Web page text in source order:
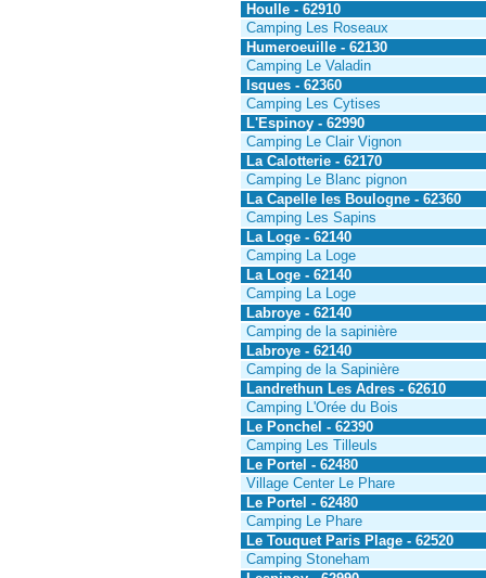
Houlle - 62910
Camping Les Roseaux
Humeroeuille - 62130
Camping Le Valadin
Isques - 62360
Camping Les Cytises
L'Espinoy - 62990
Camping Le Clair Vignon
La Calotterie - 62170
Camping Le Blanc pignon
La Capelle les Boulogne - 62360
Camping Les Sapins
La Loge - 62140
Camping La Loge
La Loge - 62140
Camping La Loge
Labroye - 62140
Camping de la sapinière
Labroye - 62140
Camping de la Sapinière
Landrethun Les Adres - 62610
Camping L'Orée du Bois
Le Ponchel - 62390
Camping Les Tilleuls
Le Portel - 62480
Village Center Le Phare
Le Portel - 62480
Camping Le Phare
Le Touquet Paris Plage - 62520
Camping Stoneham